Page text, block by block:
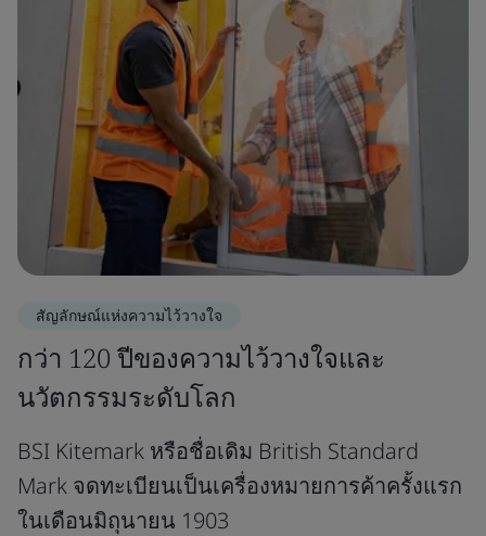
สัญลักษณ์แห่งความไว้วางใจ
กว่า 120 ปีของความไว้วางใจและ
นวัตกรรมระดับโลก
BSI Kitemark หรือชื่อเดิม British Standard
Mark จดทะเบียนเป็นเครื่องหมายการค้าครั้งแรก
ในเดือนมิถุนายน 1903